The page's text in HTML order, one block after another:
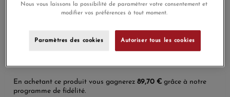
Payez en 4x ou 10x
Satisfait ou
remboursé
En achetant ce produit vous gagnerez 89,70 € grâce à notre
programme de fidélité.
Nous vous laissons la possibilité de paramétrer votre consentement et
modifier vos préférences à tout moment.
Paramètres des cookies Autoriser tous les cookies